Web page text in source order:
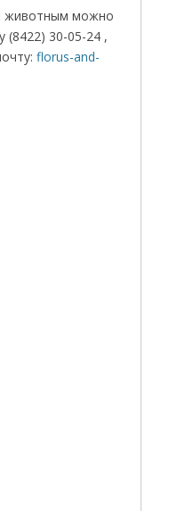
животным можно
(8422) 30-05-24 ,
florus-and-